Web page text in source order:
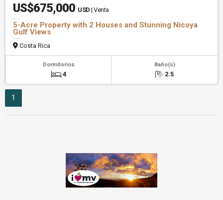
US$675,000 USD | Venta
5-Acre Property with 2 Houses and Stunning Nicoya
Gulf Views
Costa Rica
Dormitorios
4
Baño(s)
2.5
1